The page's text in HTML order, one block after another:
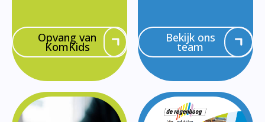
Opvang van
KomKids
Bekijk ons
team